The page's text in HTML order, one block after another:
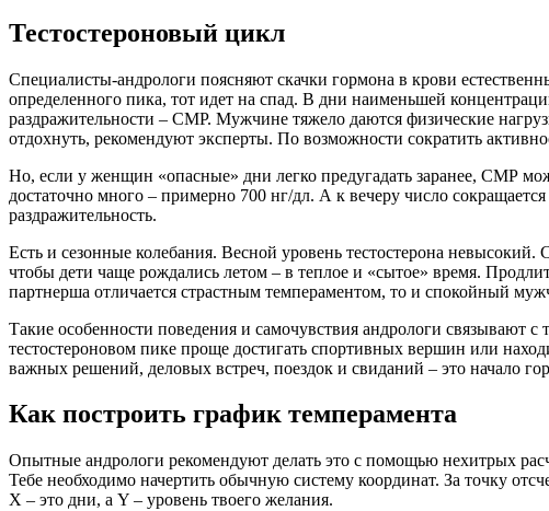
Тестостероновый цикл
Специалисты-андрологи поясняют скачки гормона в крови
определенного пика, тот идет на спад. В дни наименьшей
раздражительности – СМР. Мужчине тяжело даются физические
отдохнуть, рекомендуют эксперты. По возможности сократить
Но, если у женщин «опасные» дни легко предугадать заранее, СМР
достаточно много – примерно 700 нг/дл. А к вечеру число
раздражительность.
Есть и сезонные колебания. Весной уровень тестостерона
чтобы дети чаще рождались летом – в теплое и «сытое» время.
партнерша отличается страстным темпераментом, то и спокойный
Такие особенности поведения и самочувствия андрологи связывают
тестостероновом пике проще достигать спортивных вершин или
важных решений, деловых встреч, поездок и свиданий – это начало
Как построить график темперамента
Опытные андрологи рекомендуют делать это с помощью нехитрых
Тебе необходимо начертить обычную систему координат. За точку
Х – это дни, а Y – уровень твоего желания.